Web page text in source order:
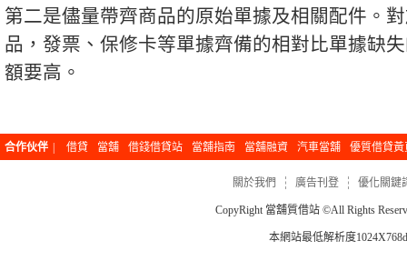
第二是儘量帶齊商品的原始單據及相關配件。
品，發票、保修卡等單據齊備的相對比單據缺
額要高。
合作伙伴 借貸 當舖 借錢借貸站 當舖指南 當舖融資 汽車當舖 優質借貸黃
關於我們 廣告刊登 優化關鍵
CopyRight當舖質借站 ©All Rights
本網站最低解析度